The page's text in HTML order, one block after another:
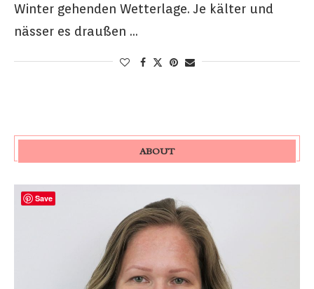
Winter gehenden Wetterlage. Je kälter und
nässer es draußen …
ABOUT
Save